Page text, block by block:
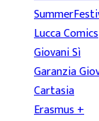
Lucca Comics
Giovani Sì
Garanzia
Cartasia
Erasmus +